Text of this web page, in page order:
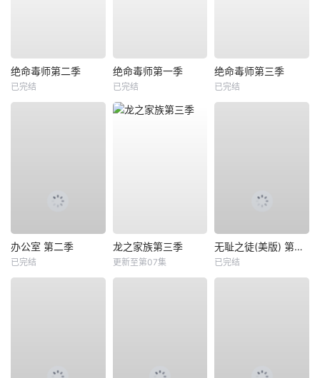
绝命毒师第二季
已完结
绝命毒师第一季
已完结
绝命毒师第三季
已完结
办公室 第二季
已完结
龙之家族第三季
更新至第07集
无耻之徒(美版) 第八季
已完结